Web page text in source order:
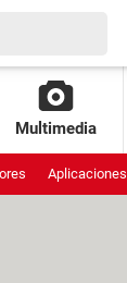
Multimedia
Aplicaciones